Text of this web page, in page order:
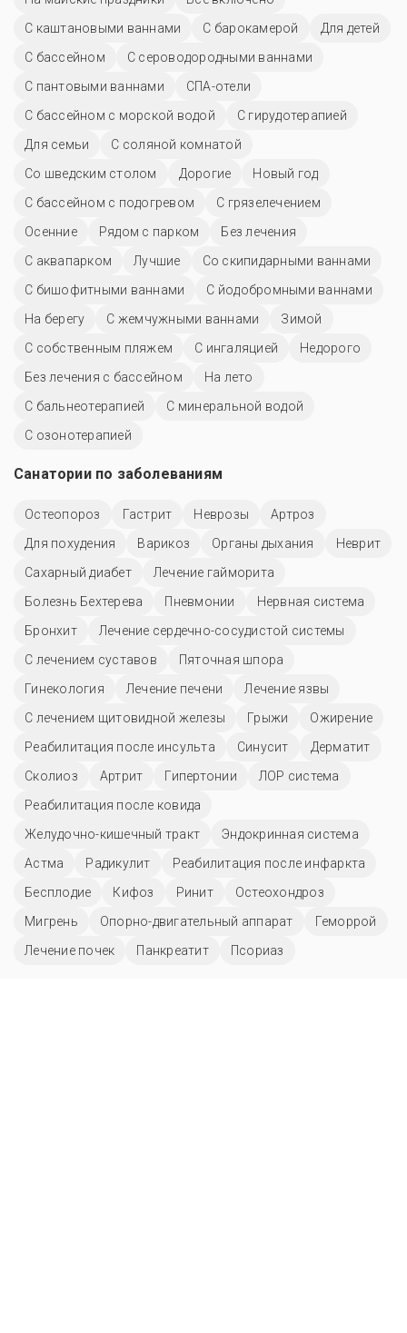
С каштановыми ваннами
С барокамерой
Для детей
C бассейном
С сероводородными ваннами
С пантовыми ваннами
СПА-отели
С бассейном с морской водой
С гирудотерапией
Для семьи
С соляной комнатой
Со шведским столом
Дорогие
Новый год
С бассейном с подогревом
С грязелечением
Осенние
Рядом с парком
Без лечения
С аквапарком
Лучшие
Со скипидарными ваннами
С бишофитными ваннами
С йодобромными ваннами
На берегу
С жемчужными ваннами
Зимой
С собственным пляжем
С ингаляцией
Недорого
Без лечения с бассейном
На лето
С бальнеотерапией
С минеральной водой
С озонотерапией
Санатории по заболеваниям
Остеопороз Гастрит Неврозы
Артроз
Для похудения
Варикоз Органы дыхания
Неврит
Сахарный диабет
Лечение гайморита
Болезнь Бехтерева
Пневмонии
Нервная система
Бронхит
Лечение сердечно-сосудистой системы
С лечением суставов
Пяточная шпора
Гинекология
Лечение печени
Лечение язвы
С лечением щитовидной железы
Грыжи
Ожирение
Реабилитация после инсульта
Синусит
Дерматит
Сколиоз
Артрит Гипертонии
ЛОР система
Реабилитация после ковида
Желудочно-кишечный тракт
Эндокринная система
Астма
Радикулит
Реабилитация после инфаркта
Бесплодие
Кифоз Ринит
Остеохондроз
Мигрень
Опорно-двигательный аппарат
Геморрой
Лечение почек
Панкреатит Псориаз